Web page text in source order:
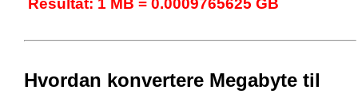
Hvordan konvertere Megabyte til